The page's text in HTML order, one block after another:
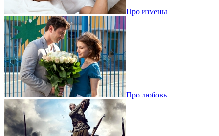
Про измены
Про любовь